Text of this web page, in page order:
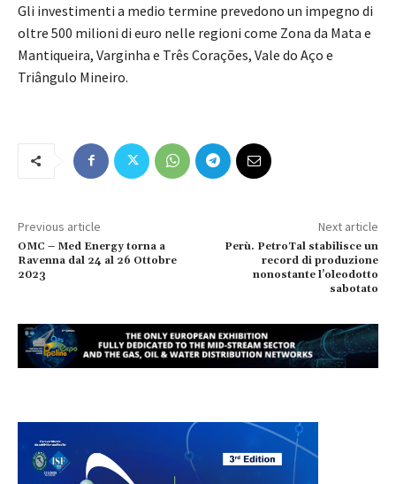
Gli investimenti a medio termine prevedono un impegno di
oltre 500 milioni di euro nelle regioni come Zona da Mata e
Mantiqueira, Varginha e Três Corações, Vale do Aço e
Triângulo Mineiro.
Previous article
OMC – Med Energy torna a
Ravenna dal 24 al 26 Ottobre
2023
Next article
Perù. PetroTal stabilisce un
record di produzione
nonostante l’oleodotto
sabotato